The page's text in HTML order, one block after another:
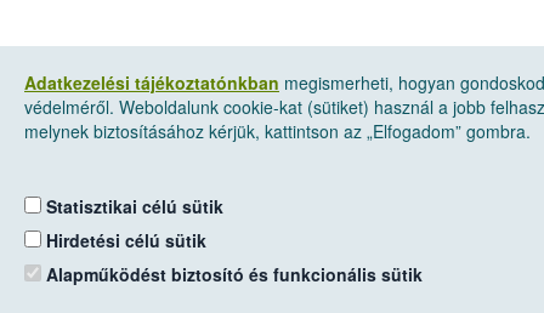
Adatkezelési tájékoztatónkban megismerheti, hogyan
védelméről. Weboldalunk cookie-kat (sütiket) használ a jobb
melynek biztosításához kérjük, kattintson az „Elfogadom” gombra.
Statisztikai célú sütik
Hirdetési célú sütik
Alapműködést biztosító és funkcionális sütik